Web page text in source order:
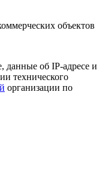
объектов
данные об IP-адресе и
технического
организации по